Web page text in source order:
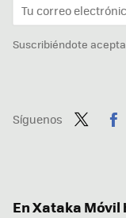
Suscribiéndote
Síguenos
En Xataka